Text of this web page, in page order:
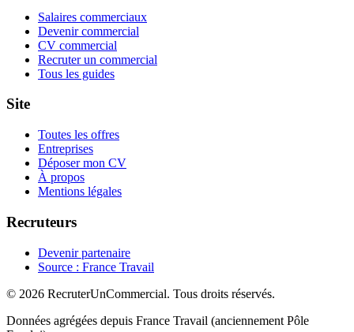
Salaires commerciaux
Devenir commercial
CV commercial
Recruter un commercial
Tous les guides
Site
Toutes les offres
Entreprises
Déposer mon CV
À propos
Mentions légales
Recruteurs
Devenir partenaire
Source : France Travail
© 2026 RecruterUnCommercial. Tous droits réservés.
Données agrégées depuis France Travail (anciennement Pôle